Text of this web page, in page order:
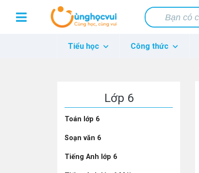
Tiểu học Công thức
Lớp 6
Toán lớp 6
Soạn văn 6
Tiếng Anh lớp 6